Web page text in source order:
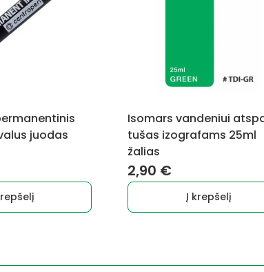
juodas
Isomars vandeniui
tušas izografams 25ml
žalias
2,90 €
Į krepšelį